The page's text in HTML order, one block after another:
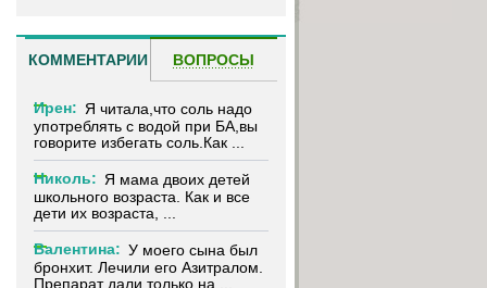
КОММЕНТАРИИ ВОПРОСЫ
Ирен: Я читала,что соль надо
употреблять с водой при БА,вы
говорите избегать соль.Как ...
Николь: Я мама двоих детей
школьного возраста. Как и все
дети их возраста, ...
Валентина: У моего сына был
бронхит. Лечили его Азитралом.
Препарат дали только на ...